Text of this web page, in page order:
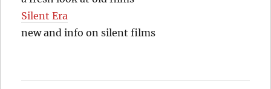
Silent Era
new and info on silent films